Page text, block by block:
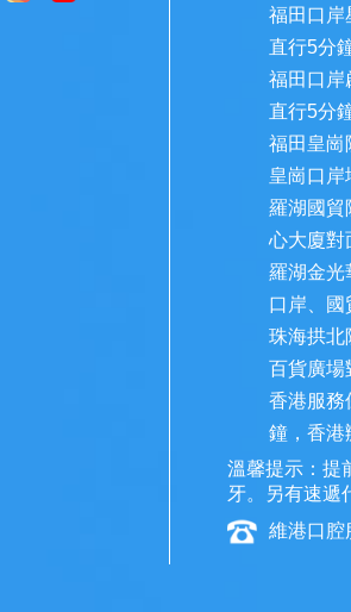
福田口岸
直行5分
福田口岸
直行5分
福田皇崗
皇崗口岸
羅湖國貿
心大廈對
羅湖金光
口岸、國
珠海拱北
百貨廣場
香港服務
鐘，香港
溫馨提示：提
牙。另有速遞
維港口腔